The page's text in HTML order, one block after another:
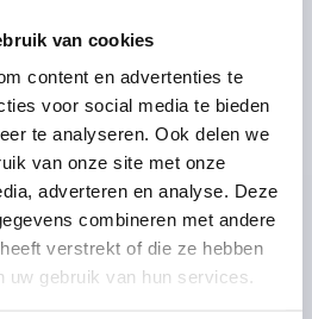
van cookies
content en advertenties te
voor social media te bieden
te analyseren. Ook delen we
van onze site met onze
adverteren en analyse. Deze
combineren met andere
verstrekt of die ze hebben
uw gebruik van hun services.
MIT ANSCHLAG, H=72,3,
ANSCHLAG HÖHE=72,3